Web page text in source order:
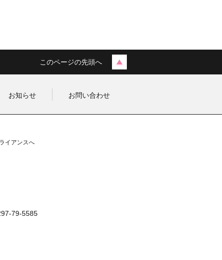
このページの先頭へ
お知らせ お問い合わせ
イアンスへ
79-5585